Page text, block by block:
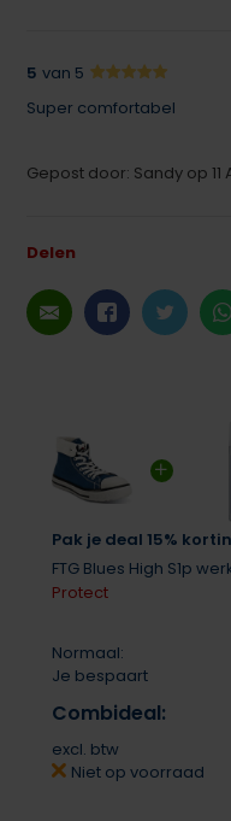
Pak je deal 15%
FTG Blues High S1p
Protect
Normaal:
Je bespaart
Combideal:
excl. btw
Niet op voorraad
5 van 5
Super comfortabel
Gepost door: Sandy op 11
Delen